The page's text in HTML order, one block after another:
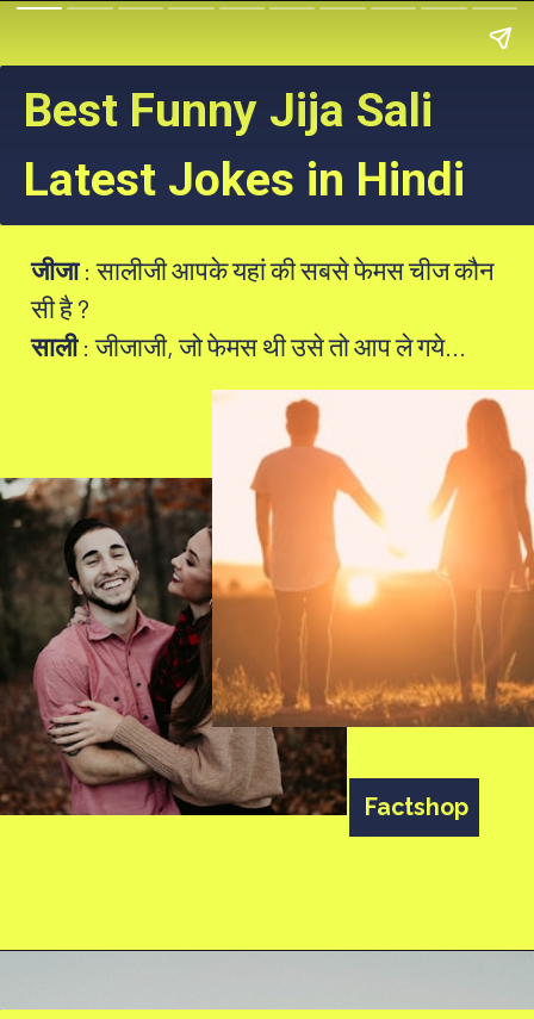
Factshop
Factshop
Best Funny Jija Sali
Latest Jokes in Hindi
जीजा: सालीजी आपके यहां की सबसे फेमस चीज कौन
सी है ?
साली: जीजाजी, जो फेमस थी उसे तो आप ले गये...